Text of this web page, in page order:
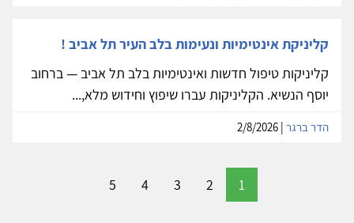
קליניקת אינטימיות ונעימות בלב העיר תל אביב !
קליניקות טיפול חדשות ואינטימיות בלב תל אביב — ברחוב
יוסף הנשיא. הקליניקות עברו שיפוץ וחידוש מלא,...
הדר ברגר
1
2
3
4
5